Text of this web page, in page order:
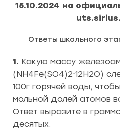
15.10.2024 на
Ответы школьного
1. Какую массу
(NH4Fe(SO4)2⋅12H2O)
100г горячей воды,
мольной долей атомов
Ответ выразите в
десятых.